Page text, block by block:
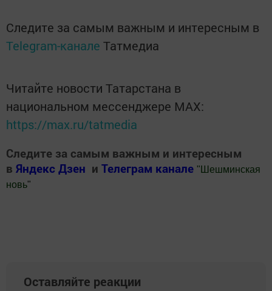
Следите за самым важным и интересным в
Telegram-канале Татмедиа
Читайте новости Татарстана в
национальном мессенджере MАХ:
https://max.ru/tatmedia
Следите за самым важным и интересным
в Яндекс Дзен и Телеграм канале " Шешминская
новь"
Оставляйте реакции